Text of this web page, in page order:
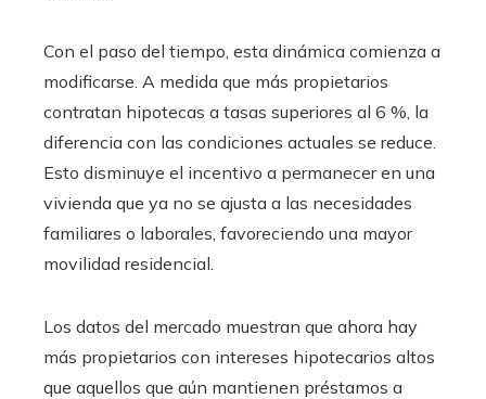
Con el paso del tiempo, esta dinámica comienza a
modificarse. A medida que más propietarios
contratan hipotecas a tasas superiores al 6 %, la
diferencia con las condiciones actuales se reduce.
Esto disminuye el incentivo a permanecer en una
vivienda que ya no se ajusta a las necesidades
familiares o laborales, favoreciendo una mayor
movilidad residencial.
Los datos del mercado muestran que ahora hay
más propietarios con intereses hipotecarios altos
que aquellos que aún mantienen préstamos a